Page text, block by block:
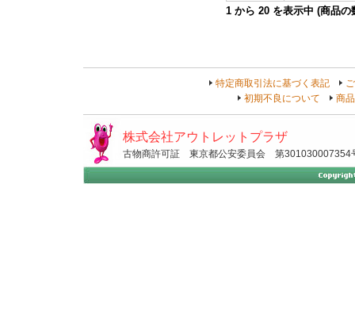
1 から 20 を表示中 (商品
特定商取引法に基づく表記
初期不良について
商
株式会社アウトレットプラザ
古物商許可証 東京都公安委員会 第301030007354